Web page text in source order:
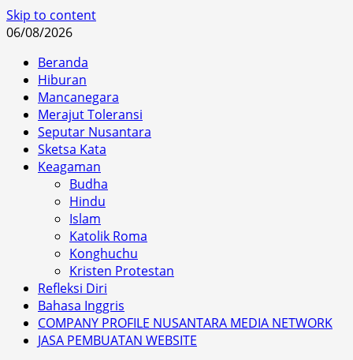
Skip to content
06/08/2026
Beranda
Hiburan
Mancanegara
Merajut Toleransi
Seputar Nusantara
Sketsa Kata
Keagaman
Budha
Hindu
Islam
Katolik Roma
Konghuchu
Kristen Protestan
Refleksi Diri
Bahasa Inggris
COMPANY PROFILE NUSANTARA MEDIA NETWORK
JASA PEMBUATAN WEBSITE